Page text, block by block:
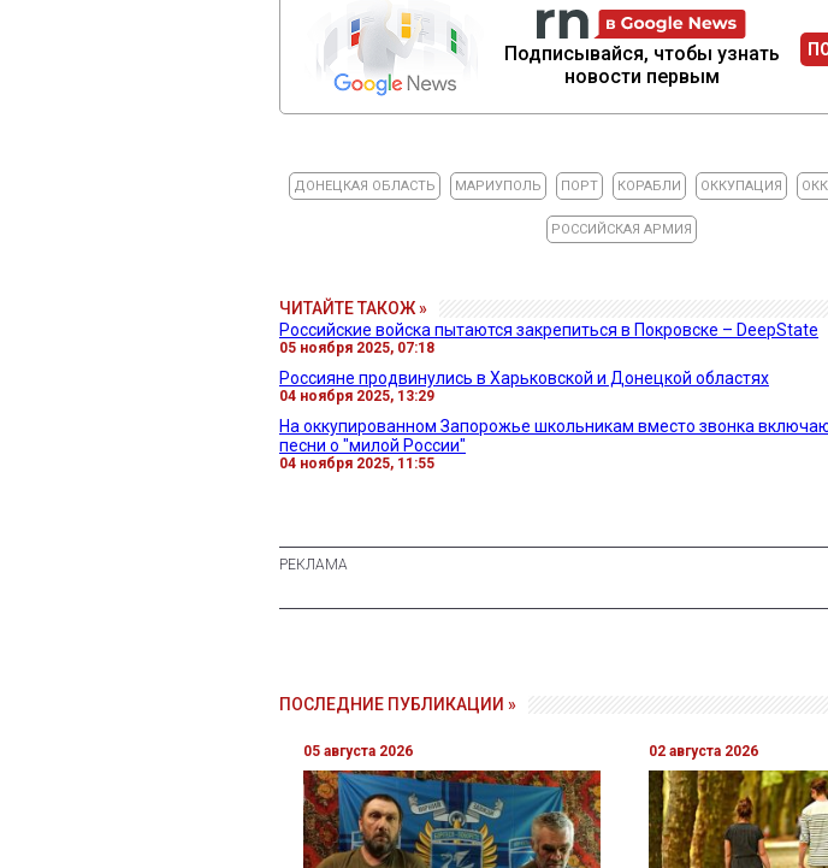
Подписывайся, чтобы узнать
новости первым
ДОНЕЦКАЯ ОБЛАСТЬ МАРИУПОЛЬ ПОРТ КОРАБЛИ ОККУПАЦИЯ
РОССИЙСКАЯ АРМИЯ
ЧИТАЙТЕ ТАКОЖ »
Российские войска пытаются закрепиться в Покровске – DeepState
05 ноября 2025, 07:18
Россияне продвинулись в Харьковской и Донецкой областях
04 ноября 2025, 13:29
На оккупированном Запорожье школьникам вместо звонка
песни о "милой России"
04 ноября 2025, 11:55
ПОСЛЕДНИЕ ПУБЛИКАЦИИ »
05 августа 2026 02 августа 2026